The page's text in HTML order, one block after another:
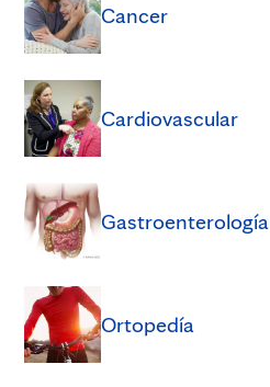
Cancer
Cardiovascular
Gastroenterología
Ortopedía